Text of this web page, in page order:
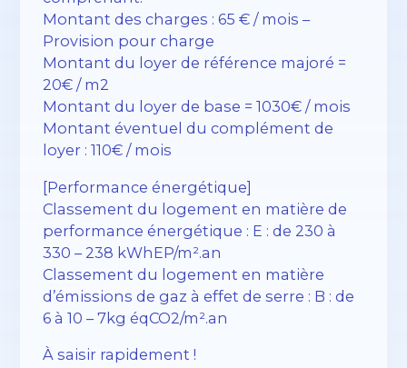
Montant des charges : 65 € / mois –
Provision pour charge
Montant du loyer de référence majoré =
20€ / m2
Montant du loyer de base = 1030€ / mois
Montant éventuel du complément de
loyer : 110€ / mois
[Performance énergétique]
Classement du logement en matière de
performance énergétique : E : de 230 à
330 – 238 kWhEP/m².an
Classement du logement en matière
d’émissions de gaz à effet de serre : B : de
6 à 10 – 7kg éqCO2/m².an
À saisir rapidement !